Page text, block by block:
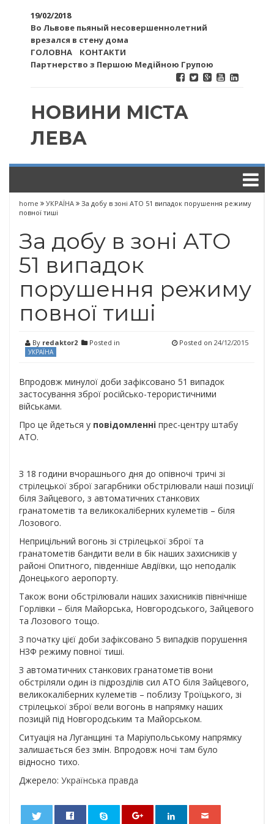
19/02/2018
Во Львове пьяный несовершеннолетний
врезался в стену дома
ГОЛОВНА
КОНТАКТИ
Партнерство з Першою Медійною Групою
НОВИНИ МІСТА
ЛЕВА
home УКРАЇНА
За добу в зоні АТО 51 випадок порушення режиму
повної тиші
За добу в зоні АТО
51 випадок
порушення режиму
повної тиші
By redaktor2 Posted in
УКРАЇНА
Posted on 24/12/2015
Впродовж минулої доби зафіксовано 51 випадок
застосування зброї російсько-терористичними
військами.
Про це йдеться у повідомленні прес-центру штабу
АТО.
З 18 години вчорашнього дня до опівночі тричі зі
стрілецької зброї загарбники обстрілювали наші позиції
біля Зайцевого, з автоматичних станкових
гранатометів та великокаліберних кулеметів – біля
Лозового.
Неприцільний вогонь зі стрілецької зброї та
гранатометів бандити вели в бік наших захисників у
районі Опитного, південніше Авдіївки, що неподалік
Донецького аеропорту.
Також вони обстрілювали наших захисників північніше
Горлівки – біля Майорська, Новгородського, Зайцевого
та Лозового тощо.
З початку цієї доби зафіксовано 5 випадків порушення
НЗФ режиму повної тиші.
З автоматичних станкових гранатометів вони
обстріляли один із підрозділів сил АТО біля Зайцевого,
великокаліберних кулеметів – поблизу Троїцького, зі
стрілецької зброї вели вогонь в напрямку наших
позицій під Новгородським та Майорськом.
Ситуація на Луганщині та Маріупольському напрямку
залишається без змін. Впродовж ночі там було
відносно тихо.
Джерело: Українська правда